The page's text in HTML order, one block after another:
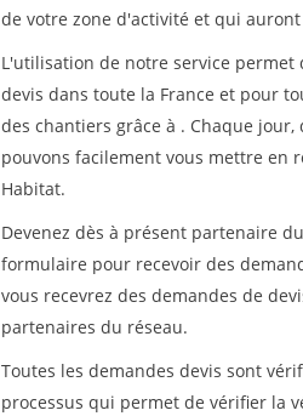
de votre zone d'activité et qui
L'utilisation de notre service
devis dans toute la France et pour
des chantiers grâce à . Chaque
pouvons facilement vous mettre en
Habitat.
Devenez dès à présent partenaire
formulaire pour recevoir des
vous recevrez des demandes de
partenaires du réseau.
Toutes les demandes devis sont
processus qui permet de vérifier la